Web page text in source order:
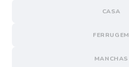
CASA
FERRUGEM
MANCHAS